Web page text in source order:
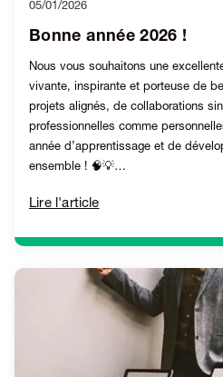
05/01/2026
Bonne année 2026 !
Nous vous souhaitons une
vivante, inspirante et porteuse de
projets alignés, de collaborations
professionnelles comme
année d’apprentissage et de
ensemble ! 🧠💡…
Lire l'article